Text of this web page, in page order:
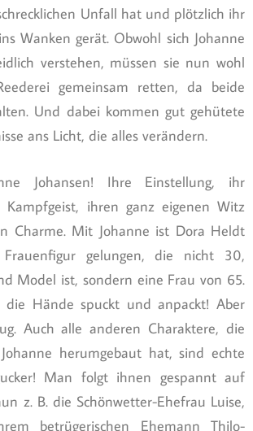
Unfall hat und plötzlich ihr
Wanken gerät. Obwohl sich Johanne
verstehen, müssen sie nun wohl
gemeinsam retten, da beide
Und dabei kommen gut gehütete
ans Licht, die alles verändern.
Johansen! Ihre Einstellung, ihr
Kampfgeist, ihren ganz eigenen Witz
Charme. Mit Johanne ist Dora Heldt
gelungen, die nicht 30,
Model ist, sondern eine Frau von 65.
Hände spuckt und anpackt! Aber
Auch alle anderen Charaktere, die
herumgebaut hat, sind echte
Man folgt ihnen gespannt auf
z. B. die Schönwetter-Ehefrau Luise,
betrügerischen Ehemann Thilo-